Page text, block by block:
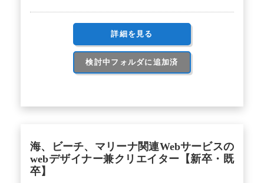
詳細を見る
検討中フォルダに追加済
海、ビーチ、マリーナ関連Webサービスの
webデザイナー兼クリエイター【新卒・既
卒】